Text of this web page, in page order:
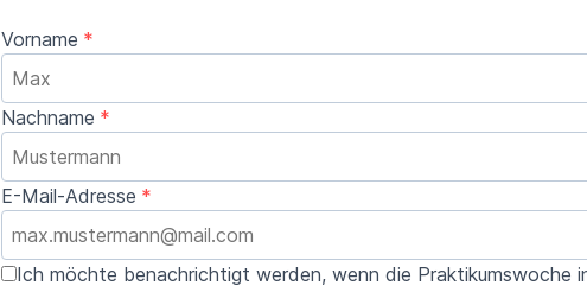
Vorname
Nachname
E-Mail-Adresse
Ich möchte benachrichtigt werden, wenn die Praktikumswoche